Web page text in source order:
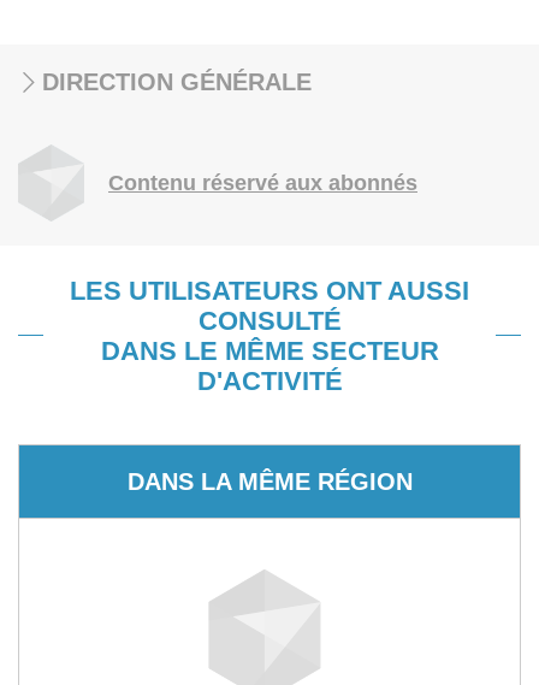
DIRECTION GÉNÉRALE
Contenu réservé aux abonnés
LES UTILISATEURS ONT AUSSI
CONSULTÉ
DANS LE MÊME SECTEUR
D'ACTIVITÉ
DANS LA MÊME RÉGION